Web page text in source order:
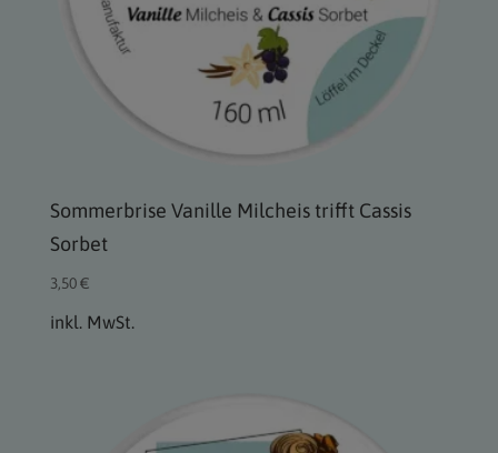
Sommerbrise Vanille Milcheis trifft Cassis
Sorbet
3,50€
inkl. MwSt.